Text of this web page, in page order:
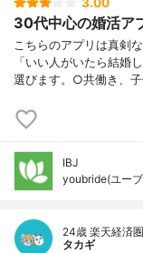
30代中心の婚活ア
こちらのアプリは真剣
「いい人がいたら結婚
選びます。○共働き、
IBJ
youbride(ユー
24歳 楽天経済
タカギ